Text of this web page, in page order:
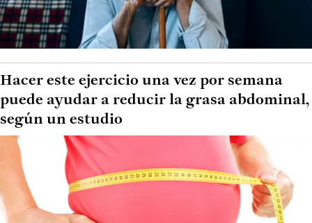
Hacer este ejercicio una vez por semana
puede ayudar a reducir la grasa abdominal,
según un estudio